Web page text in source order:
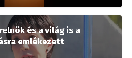
és a világ is a
emlékezett